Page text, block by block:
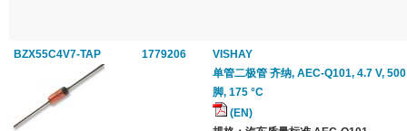
BZX55C4V7-TAP 1779206
VISHAY
单管二极管 齐纳, AEC-Q101, 4.7 V,
脚, 175 °C
(EN)